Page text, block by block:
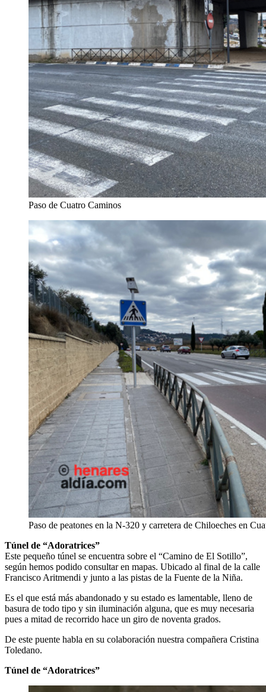
Paso de Cuatro Caminos
Paso de peatones en la N-320 y carretera de Chiloeches en
Túnel de “Adoratrices”
Este pequeño túnel se encuentra sobre el “Camino de El Sotillo”,
según hemos podido consultar en mapas. Ubicado al final de la calle
Francisco Aritmendi y junto a las pistas de la Fuente de la Niña.
Es el que está más abandonado y su estado es lamentable, lleno de
basura de todo tipo y sin iluminación alguna, que es muy necesaria
pues a mitad de recorrido hace un giro de noventa grados.
De este puente habla en su colaboración nuestra compañera Cristina
Toledano.
Túnel de “Adoratrices”